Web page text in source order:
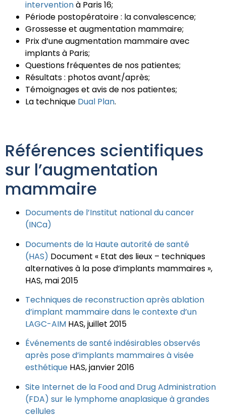
interventionà Paris 16;
Période postopératoire : la convalescence;
Grossesse et augmentation mammaire;
Prix d’une augmentation mammaire avec
implants à Paris;
Questions fréquentes de nos patientes;
Résultats : photos avant/après;
Témoignages et avis de nos patientes;
La technique Dual Plan.
Références scientifiques
sur l’augmentation
mammaire
Documents de l’Institut national du cancer
(INCa)
Documents de la Haute autorité de santé
(HAS) Document « Etat des lieux – techniques
alternatives à la pose d’implants mammaires »,
HAS, mai 2015
Techniques de reconstruction après ablation
d’implant mammaire dans le contexte d’un
LAGC-AIM HAS, juillet 2015
Événements de santé indésirables observés
après pose d’implants mammaires à visée
esthétique HAS, janvier 2016
Site Internet de la Food and Drug Administration
(FDA) sur le lymphome anaplasique à grandes
cellules